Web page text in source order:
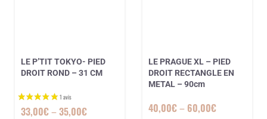
LE P’TIT TOKYO- PIED
DROIT ROND – 31 CM
33,00€–35,00€
LE PRAGUE XL – PIED
DROIT RECTANGLE EN
METAL – 90cm
40,00€– 60,00€